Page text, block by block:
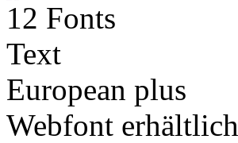
12 Fonts
Text
European plus
Webfont erhältlich